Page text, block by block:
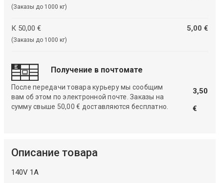
(Заказы до 1000 кг)
К 50,00 €
(Заказы до 1000 кг)
5,00 €
Получение в почтомате
После передачи товара курьеру мы сообщим
вам об этом по электронной почте. Заказы на
сумму свыше 50,00 € доставляются бесплатно.
3,50
€
Описание товара
140V 1A